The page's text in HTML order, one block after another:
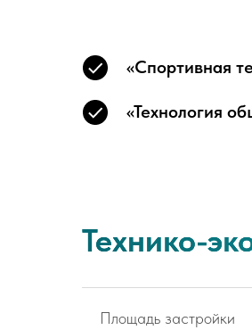
«Спортивная
«Технология
Технико-
Площадь застройки